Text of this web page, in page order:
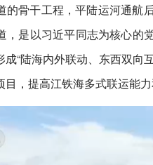
的骨干工程，平陆运河通航
，是以习近平同志为核心的
“陆海内外联动、东西双
，提高江铁海多式联运能